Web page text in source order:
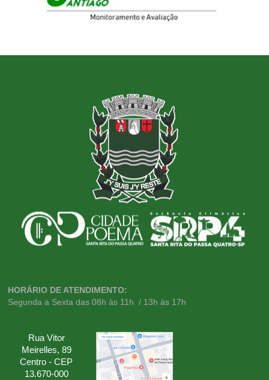
HORÁRIO DE ATENDIMENTO:
Segunda a Sexta das 08h às 11h / 13h às 17h
Rua Vitor
Meirelles, 89
Centro - CEP
13.670-000